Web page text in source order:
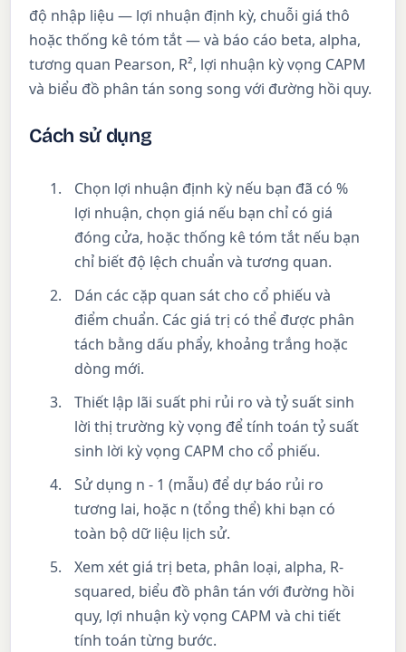
độ nhập liệu — lợi nhuận định kỳ, chuỗi giá thô
hoặc thống kê tóm tắt — và báo cáo beta, alpha,
tương quan Pearson, R², lợi nhuận kỳ vọng CAPM
và biểu đồ phân tán song song với đường hồi quy.
Cách sử dụng
Chọn lợi nhuận định kỳ nếu bạn đã có %
lợi nhuận, chọn giá nếu bạn chỉ có giá
đóng cửa, hoặc thống kê tóm tắt nếu bạn
chỉ biết độ lệch chuẩn và tương quan.
Dán các cặp quan sát cho cổ phiếu và
điểm chuẩn. Các giá trị có thể được phân
tách bằng dấu phẩy, khoảng trắng hoặc
dòng mới.
Thiết lập lãi suất phi rủi ro và tỷ suất sinh
lời thị trường kỳ vọng để tính toán tỷ suất
sinh lời kỳ vọng CAPM cho cổ phiếu.
Sử dụng n - 1 (mẫu) để dự báo rủi ro
tương lai, hoặc n (tổng thể) khi bạn có
toàn bộ dữ liệu lịch sử.
Xem xét giá trị beta, phân loại, alpha, R-
squared, biểu đồ phân tán với đường hồi
quy, lợi nhuận kỳ vọng CAPM và chi tiết
tính toán từng bước.